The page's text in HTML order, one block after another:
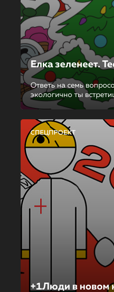
Елка зеленеет.
Ответь на семь
экологично ты
СПЕЦПРОЕКТ
+1Люди в новом